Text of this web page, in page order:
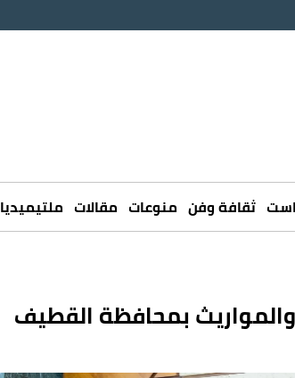
ثقافة وفن منوعات مقالات ملتيميديا
بمحافظة القطيف